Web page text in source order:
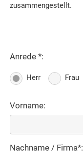
zusammengestellt.
Anrede *:
Herr Frau
Vorname:
Nachname / Firma*: